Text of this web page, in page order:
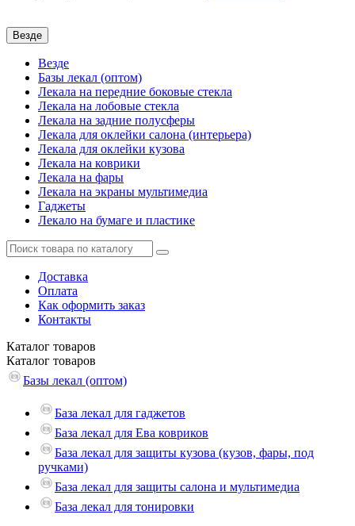
Везде
Везде
Базы лекал (оптом)
Лекала на передние боковые стекла
Лекала на лобовые стекла
Лекала на задние полусферы
Лекала для оклейки салона (интерьера)
Лекала для оклейки кузова
Лекала на коврики
Лекала на фары
Лекала на экраны мультимедиа
Гаджеты
Лекало на бумаге и пластике
Доставка
Оплата
Как оформить заказ
Контакты
Каталог товаров
Каталог товаров
Базы лекал (оптом)
База лекал для гаджетов
База лекал для Ева ковриков
База лекал для защиты кузова (кузов, фары, под
ручками)
База лекал для защиты салона и мультимедиа
База лекал для тонировки